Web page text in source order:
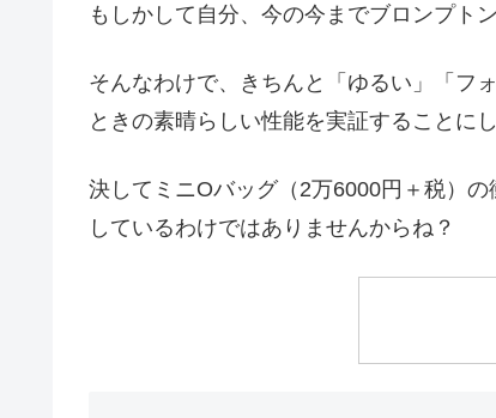
もしかして自分、今の今までブロンプト
そんなわけで、きちんと「ゆるい」「フ
ときの素晴らしい性能を実証することにし
決してミニOバッグ（2万6000円＋税）
しているわけではありませんからね？